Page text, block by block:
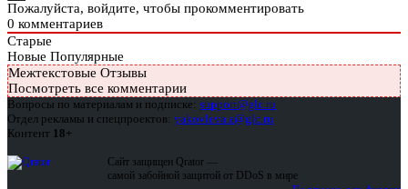
Пожалуйста, войдите, чтобы прокомментировать
0 комментариев
Старые
Новые Популярные
Межтекстовые Отзывы
Посмотреть все комментарии
Вопросы по материалам и подписке: support@glc.ru
Отдел рекламы и спецпроектов: yakovleva.a@glc.ru
Контент 18+
Сайт защищен Qrator —
самой забойной защитой от DDoS в мире